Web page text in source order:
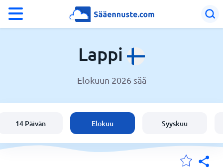
Sijaintini
Lappi
Elokuun 2026 sää
14 Päivän Elokuu Syyskuu